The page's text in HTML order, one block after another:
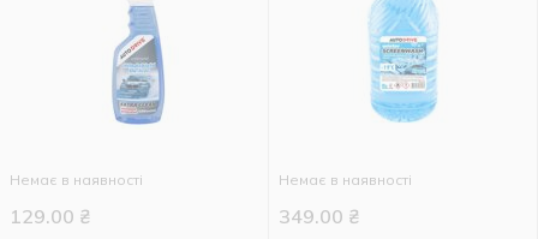
Немає в наявності
129.00 ₴
Немає в наявності
349.00 ₴